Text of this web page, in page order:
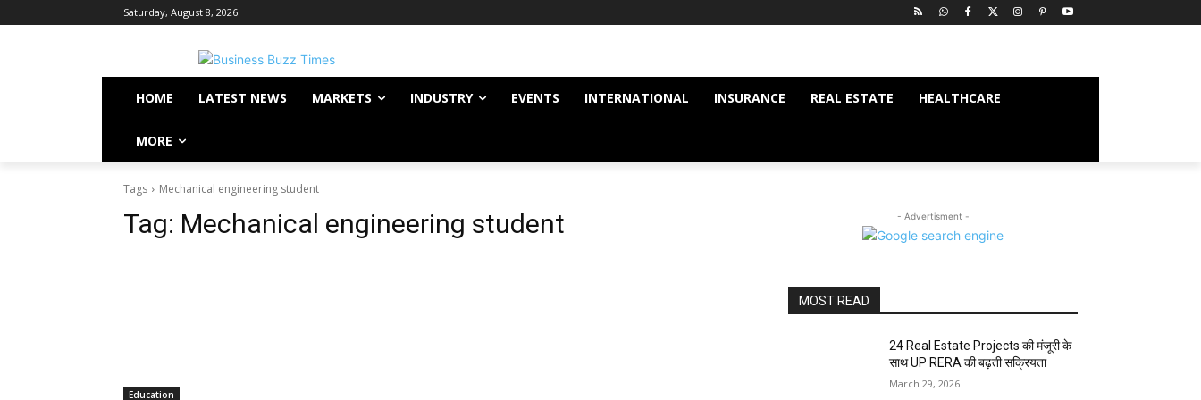
Saturday, August 8, 2026
HOME LATEST NEWS MARKETS INDUSTRY EVENTS INTERNATIONAL INSURANCE REAL ESTATE HEALTHCARE
MORE
Tags Mechanical engineering student
Tag: Mechanical engineering student
Education
- Advertisment -
MOST READ
24 Real Estate Projects की मंजूरी के
साथ UP RERA की बढ़ती सक्रियता
March 29, 2026